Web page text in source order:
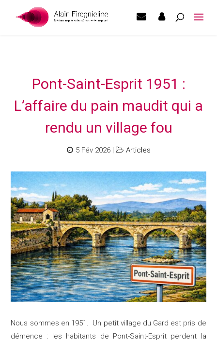
Pont-Saint-Esprit 1951 :
L’affaire du pain maudit qui a
rendu un village fou
5 Fév 2026| Articles
Nous sommes en 1951. Un petit village du Gard est pris de
démence : les habitants de Pont-Saint-Esprit perdent la